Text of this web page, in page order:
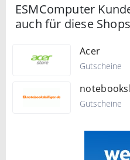
ESMComputer
auch für diese Shops
Acer
Gutscheine
Gutscheine